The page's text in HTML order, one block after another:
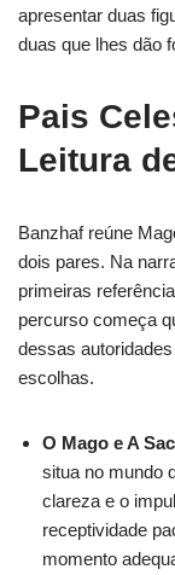
apresentar duas
duas que lhes dão
Pais
Leitura
Banzhaf reúne
dois pares. Na
primeiras
percurso começa
dessas
escolhas.
O Mago e A
situa no mundo
clareza e o
receptividade
momento